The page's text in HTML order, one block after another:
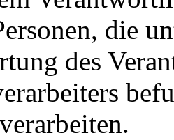
die
des